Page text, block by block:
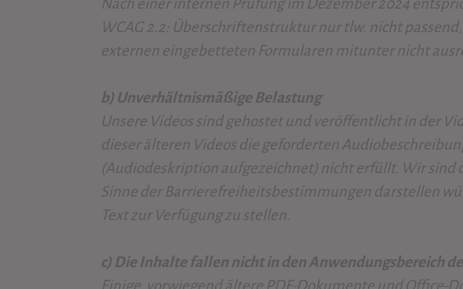
Nach einer internen Prüfung im Dezember 2024
WCAG 2.2: Überschriftenstruktur nur tlw. nicht
externen eingebetteten Formularen mitunter nicht
b) Unverhältnismäßige Belastung
Unsere Videos sind gehostet und veröffentlicht in der
dieser älteren Videos die geforderten
(Audiodeskription aufgezeichnet) nicht erfüllt. Wir sind
Sinne der Barrierefreiheitsbestimmungen darstellen
Text zur Verfügung zu stellen.
c) Die Inhalte fallen nicht in den Anwendungsbereich
Einige, vorwiegend ältere PDF-Dokumente und